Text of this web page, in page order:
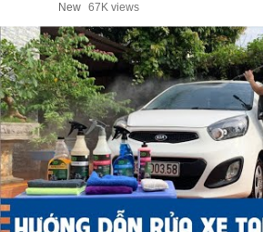
New 67K views